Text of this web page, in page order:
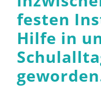
festen
Hilfe in